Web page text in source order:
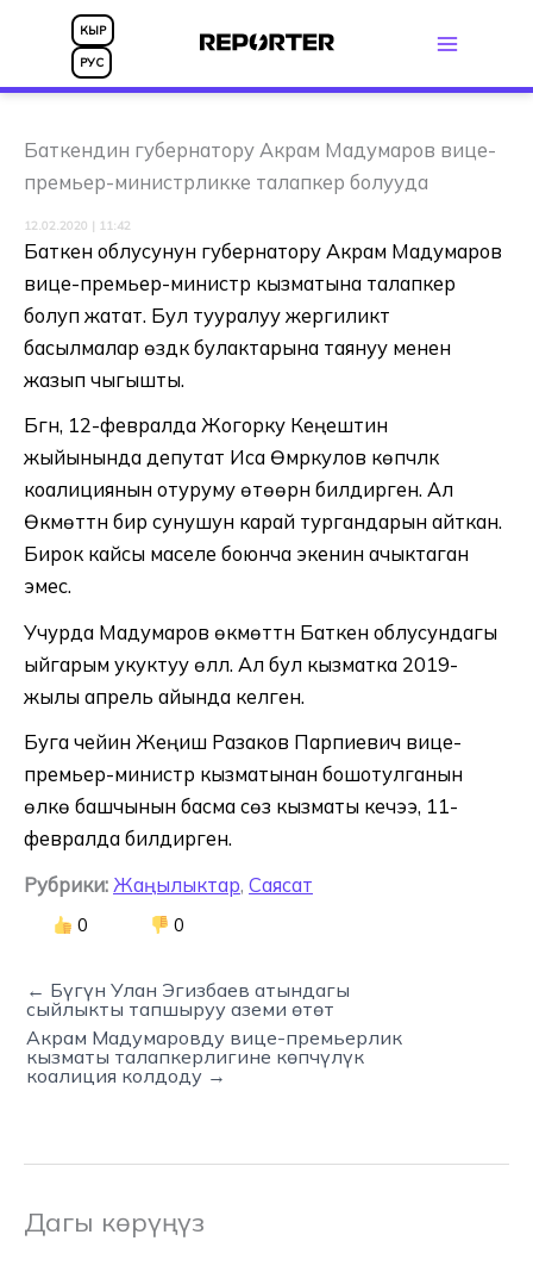
КЫР
РУС
Баткендин губернатору Акрам Мадумаров вице-
премьер-министрликке талапкер болууда
12.02.2020 | 11:42
Баткен облусунун губернатору Акрам Мадумаров
вице-премьер-министр кызматына талапкер
болуп жатат. Бул тууралуу жергиликтүү
басылмалар өздүк булактарына таянуу менен
жазып чыгышты.
Бүгүн, 12-февралда Жогорку Кеңештин
жыйынында депутат Иса Өмүркулов көпчүлүк
коалициянын отуруму өтөөрүн билдирген. Ал
Өкмөттүн бир сунушун карай тургандарын айткан.
Бирок кайсы маселе боюнча экенин ачыктаган
эмес.
Учурда Мадумаров өкмөттүн Баткен облусундагы
ыйгарым укуктуу өлүлү. Ал бул кызматка 2019-
жылы апрель айында келген.
Буга чейин Жеңиш Разаков Парпиевич вице-
премьер-министр кызматынан бошотулганын
өлкө башчынын басма сөз кызматы кечээ, 11-
февралда билдирген.
Рубрики: Жаңылыктар, Саясат
0 0
← Бүгүн Улан Эгизбаев атындагы
сыйлыкты тапшыруу аземи өтөт
Акрам Мадумаровду вице-премьерлик
кызматы талапкерлигине көпчүлүк
коалиция колдоду →
Дагы көрүңүз